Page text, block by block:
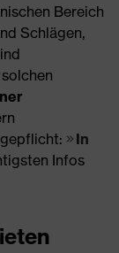
Bereich
Schlägen,
In
Infos